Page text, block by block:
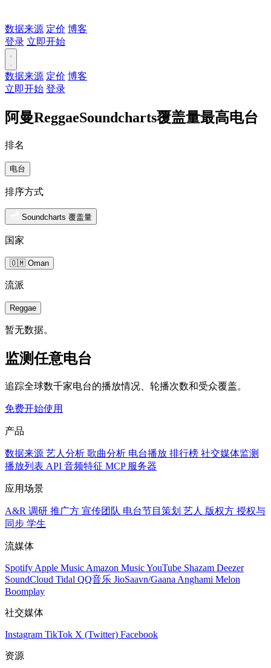
数据来源 定价 博客
登录 立即开始
数据来源 定价 博客
立即开始 登录
阿曼ReggaeSoundcharts覆盖量最高电台
排名
电台
排序方式
Soundcharts 覆盖量
国家
🇴🇲 Oman
流派
Reggae
暂无数据。
监测任意电台
追踪全球数千家电台的播放情况、轮播次数和受众覆盖。
免费开始使用
产品
数据来源 艺人分析 歌曲分析 电台播放 排行榜 社交媒体监测
播放列表 API 音频特征 MCP 服务器
应用场景
A&R 调研 推广方 宣传团队 电台节目策划 艺人 版权方 授权与
同步 学生
流媒体
Spotify Apple Music Amazon MusicYouTube Shazam Deezer
SoundCloud Tidal QQ音乐 JioSaavn/Gaana Anghami Melon
Boomplay
社交媒体
Instagram TikTok X (Twitter) Facebook
资源